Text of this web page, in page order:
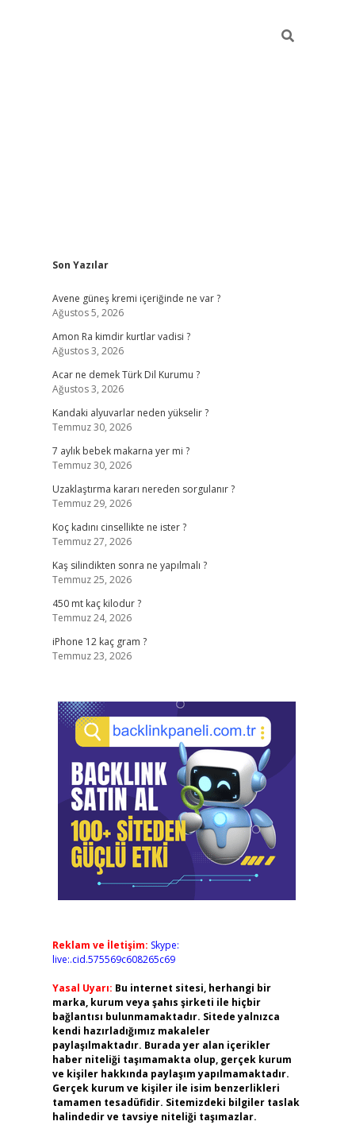
Sidebar
Son Yazılar
Avene güneş kremi içeriğinde ne var ?
Ağustos 5, 2026
Amon Ra kimdir kurtlar vadisi ?
Ağustos 3, 2026
Acar ne demek Türk Dil Kurumu ?
Ağustos 3, 2026
Kandaki alyuvarlar neden yükselir ?
Temmuz 30, 2026
7 aylık bebek makarna yer mi ?
Temmuz 30, 2026
Uzaklaştırma kararı nereden sorgulanır ?
Temmuz 29, 2026
Koç kadını cinsellikte ne ister ?
Temmuz 27, 2026
Kaş silindikten sonra ne yapılmalı ?
Temmuz 25, 2026
450 mt kaç kilodur ?
Temmuz 24, 2026
iPhone 12 kaç gram ?
Temmuz 23, 2026
Reklam ve İletişim: Skype:
live:.cid.575569c608265c69
Yasal Uyarı: Bu internet sitesi, herhangi bir
marka, kurum veya şahıs şirketi ile hiçbir
bağlantısı bulunmamaktadır. Sitede yalnızca
kendi hazırladığımız makaleler
paylaşılmaktadır. Burada yer alan içerikler
haber niteliği taşımamakta olup, gerçek kurum
ve kişiler hakkında paylaşım yapılmamaktadır.
Gerçek kurum ve kişiler ile isim benzerlikleri
tamamen tesadüfidir. Sitemizdeki bilgiler taslak
halindedir ve tavsiye niteliği taşımazlar.